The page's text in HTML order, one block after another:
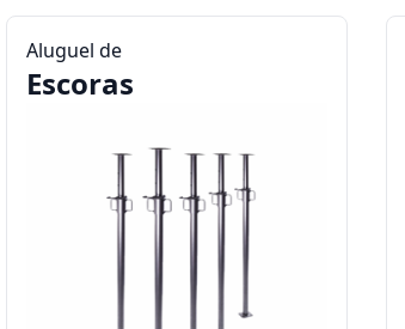
Aluguel de
Escoras